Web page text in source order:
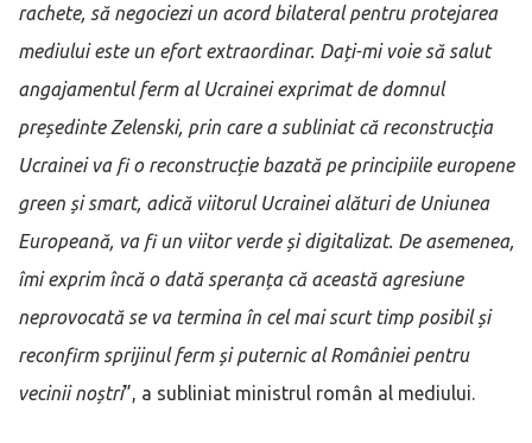
rachete, să negociezi un acord bilateral pentru protejarea
mediului este un efort extraordinar. Dați-mi voie să salut
angajamentul ferm al Ucrainei exprimat de domnul
președinte Zelenski, prin care a subliniat că reconstrucția
Ucrainei va fi o reconstrucție bazată pe principiile europene
green și smart, adică viitorul Ucrainei alături de Uniunea
Europeană, va fi un viitor verde și digitalizat. De asemenea,
îmi exprim încă o dată speranța că această agresiune
neprovocată se va termina în cel mai scurt timp posibil și
reconfirm sprijinul ferm și puternic al României pentru
vecinii noștri”, a subliniat ministrul român al mediului.